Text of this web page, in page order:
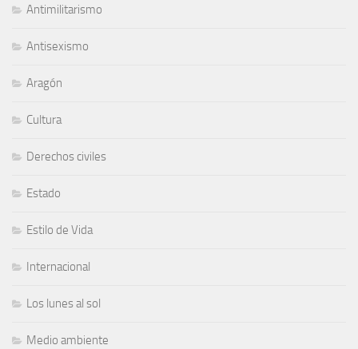
Antimilitarismo
Antisexismo
Aragón
Cultura
Derechos civiles
Estado
Estilo de Vida
Internacional
Los lunes al sol
Medio ambiente